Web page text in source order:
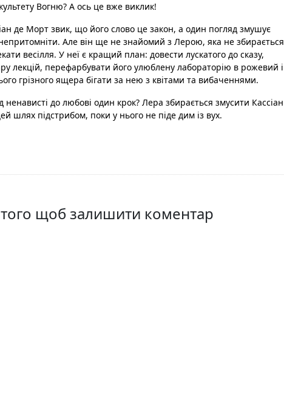
Вогню? А ось це вже виклик!
де Морт звик, що його слово це закон, а один погляд змушує
непритомніти. Але він ще не знайомий з Лерою, яка не збирається
весілля. У неї є кращий план: довести лускатого до сказу,
лекцій, перефарбувати його улюблену лабораторію в рожевий і
грізного ящера бігати за нею з квітами та вибаченнями.
ненависті до любові один крок? Лера збирається змусити Кассіан
шлях підстрибом, поки у нього не піде дим із вух.
того щоб залишити коментар